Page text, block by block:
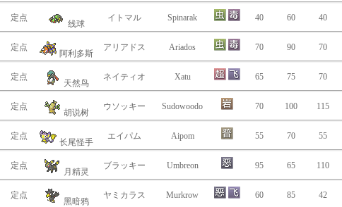
定点
线球
イトマル Spinarak 40 60 40
定点
阿利多斯
アリアドス Ariados 70 90 70
定点
天然鸟
ネイティオ Xatu 65 75 70
定点
胡说树
ウソッキー Sudowoodo 70 100 115
定点
长尾怪手
エイパム Aipom 55 70 55
定点
月精灵
ブラッキー Umbreon 95 65 110
定点
黑暗鸦
ヤミカラス Murkrow 60 85 42